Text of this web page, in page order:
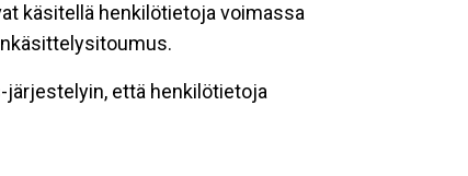
käsitellä henkilötietoja voimassa
että henkilötietoja